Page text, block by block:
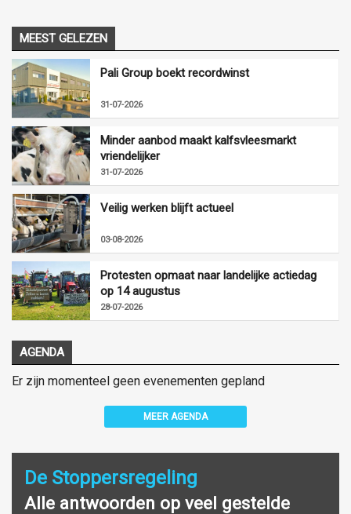
MEEST GELEZEN
Pali Group boekt recordwinst
31-07-2026
Minder aanbod maakt kalfsvleesmarkt
vriendelijker
31-07-2026
Veilig werken blijft actueel
03-08-2026
Protesten opmaat naar landelijke actiedag
op 14 augustus
28-07-2026
AGENDA
Er zijn momenteel geen evenementen gepland
MEER AGENDA
De Stoppersregeling
Alle antwoorden op veel gestelde